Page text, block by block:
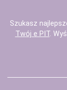
Szukasz
Twój e PIT.